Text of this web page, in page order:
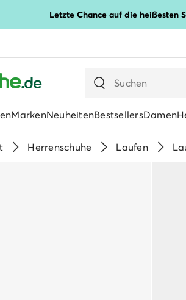
Letzte Chance auf die heißesten
MarkenNeuheitenBestsellersDamen
Herrenschuhe Laufen